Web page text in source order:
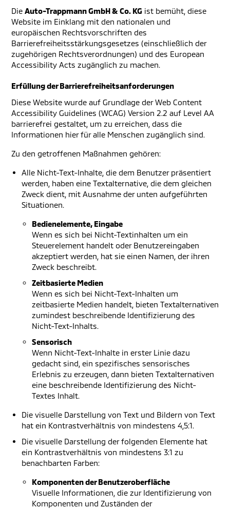
Die Auto-Trappmann GmbH & Co. KG ist bemüht, diese
Website im Einklang mit den nationalen und
europäischen Rechtsvorschriften des
Barrierefreiheitsstärkungsgesetzes (einschließlich der
zugehörigen Rechtsverordnungen) und des European
Accessibility Acts zugänglich zu machen.
Erfüllung der Barrierefreiheitsanforderungen
Diese Website wurde auf Grundlage der Web Content
Accessibility Guidelines (WCAG) Version 2.2 auf Level AA
barrierefrei gestaltet, um zu erreichen, dass die
Informationen hier für alle Menschen zugänglich sind.
Zu den getroffenen Maßnahmen gehören:
Alle Nicht-Text-Inhalte, die dem Benutzer präsentiert
werden, haben eine Textalternative, die dem gleichen
Zweck dient, mit Ausnahme der unten aufgeführten
Situationen.
Bedienelemente, Eingabe
Wenn es sich bei Nicht-Textinhalten um ein
Steuerelement handelt oder Benutzereingaben
akzeptiert werden, hat sie einen Namen, der ihren
Zweck beschreibt.
Zeitbasierte Medien
Wenn es sich bei Nicht-Text-Inhalten um
zeitbasierte Medien handelt, bieten Textalternativen
zumindest beschreibende Identifizierung des
Nicht-Text-Inhalts.
Sensorisch
Wenn Nicht-Text-Inhalte in erster Linie dazu
gedacht sind, ein spezifisches sensorisches
Erlebnis zu erzeugen, dann bieten Textalternativen
eine beschreibende Identifizierung des Nicht-
Textes Inhalt.
Die visuelle Darstellung von Text und Bildern von Text
hat ein Kontrastverhältnis von mindestens 4,5:1.
Die visuelle Darstellung der folgenden Elemente hat
ein Kontrastverhältnis von mindestens 3:1 zu
benachbarten Farben:
Komponenten der Benutzeroberfläche
Visuelle Informationen, die zur Identifizierung von
Komponenten und Zuständen der